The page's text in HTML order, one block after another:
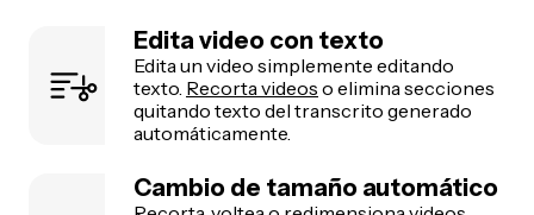
Edita video con texto
Edita un video simplemente editando
texto. Recorta videos o elimina secciones
quitando texto del transcrito generado
automáticamente.
Cambio de tamaño automático